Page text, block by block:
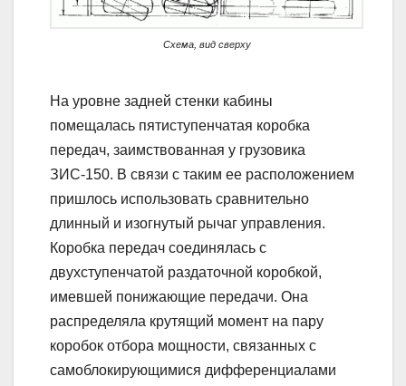
Схема, вид сверху
На уровне задней стенки кабины
помещалась пятиступенчатая коробка
передач, заимствованная у грузовика
ЗИС-150. В связи с таким ее расположением
пришлось использовать сравнительно
длинный и изогнутый рычаг управления.
Коробка передач соединялась с
двухступенчатой раздаточной коробкой,
имевшей понижающие передачи. Она
распределяла крутящий момент на пару
коробок отбора мощности, связанных с
самоблокирующимися дифференциалами